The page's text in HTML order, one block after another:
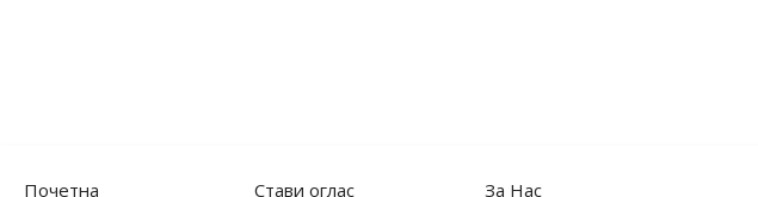
Почетна Стави оглас За Нас